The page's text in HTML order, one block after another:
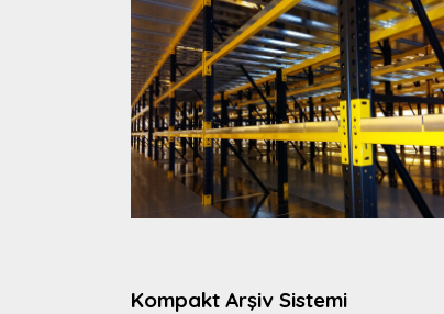
Kompakt Arşiv Sistemi